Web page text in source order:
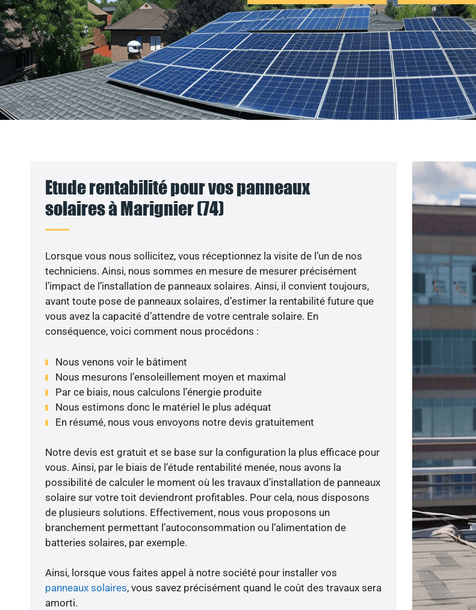
Etude rentabilité pour vos panneaux
solaires à Marignier (74)
Lorsque vous nous sollicitez, vous réceptionnez la visite de l’un de nos
techniciens. Ainsi, nous sommes en mesure de mesurer précisément
l’impact de l’installation de panneaux solaires. Ainsi, il convient toujours,
avant toute pose de panneaux solaires, d’estimer la rentabilité future que
vous avez la capacité d’attendre de votre centrale solaire. En
conséquence, voici comment nous procédons :
Nous venons voir le bâtiment
Nous mesurons l’ensoleillement moyen et maximal
Par ce biais, nous calculons l’énergie produite
Nous estimons donc le matériel le plus adéquat
En résumé, nous vous envoyons notre devis gratuitement
Notre devis est gratuit et se base sur la configuration la plus efficace pour
vous. Ainsi, par le biais de l’étude rentabilité menée, nous avons la
possibilité de calculer le moment où les travaux d’installation de panneaux
solaire sur votre toit deviendront profitables. Pour cela, nous disposons
de plusieurs solutions. Effectivement, nous vous proposons un
branchement permettant l’autoconsommation ou l’alimentation de
batteries solaires, par exemple.
Ainsi, lorsque vous faites appel à notre société pour installer vos
panneaux solaires, vous savez précisément quand le coût des travaux sera
amorti.